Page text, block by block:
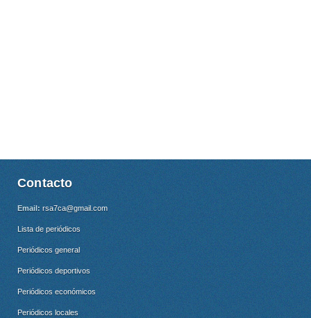
Contacto
Email: rsa7ca@gmail.com
Lista de periódicos
Periódicos general
Periódicos deportivos
Periódicos económicos
Periódicos locales